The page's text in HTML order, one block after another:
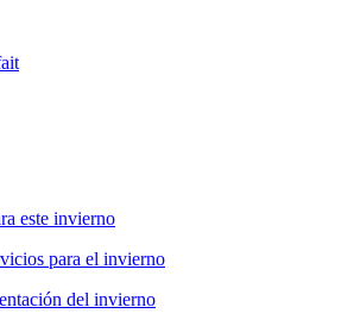
este invierno
para el invierno
del invierno